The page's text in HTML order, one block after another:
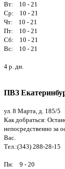
Вт: 10 - 21
Ср: 10 - 21
Чт: 10 - 21
Пт: 10 - 21
Сб: 10 - 21
Вс: 10 - 21
4 р. дн.
ПВЗ
ул. 8 Марта, д. 185/5
Как добраться:
непосредственно за
Вас.
Тел.:(343) 288-28-15
Пн: 9 - 20